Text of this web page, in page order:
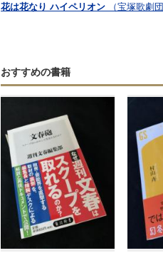
花は花なり ハイペリオン
（宝塚歌劇
おすすめの書籍